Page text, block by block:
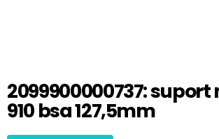
2099900000737: suport
910 bsa 127,5mm